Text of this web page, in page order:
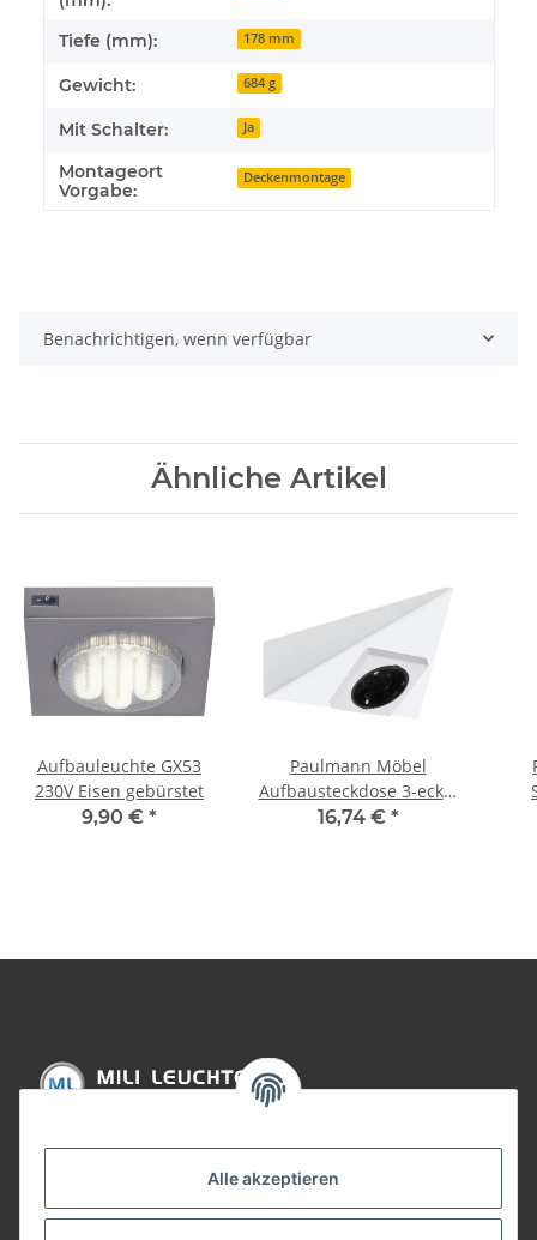
Alle akzeptieren
Tiefe (mm): 178 mm
Gewicht: 684 g
Mit Schalter: Ja
Montageort
Vorgabe:
Deckenmontage
Benachrichtigen, wenn verfügbar
Ähnliche Artikel
Aufbauleuchte GX53
230V Eisen gebürstet
9,90 € *
Paulmann Möbel
Aufbausteckdose 3-eckig
Weiß/Metall
16,74 € *
Gesetzliche Informationen